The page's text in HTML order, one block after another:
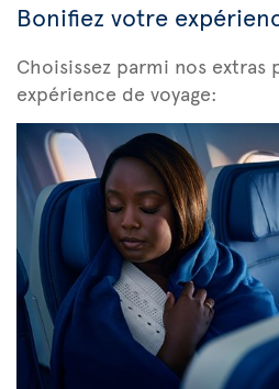
Bonifiez votre
Choisissez parmi nos extras
expérience de voyage: